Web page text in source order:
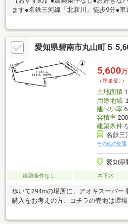
ます●名鉄三河線「北新川」徒歩9分●車
く生活環境良好【周辺環境】小学校
24分（1900m）中学校 碧南市立新川
（1502m）幼稚園・保育園 新川保育園
パー アオキスーパー碧南店：徒歩7
ソン碧南山下町店：徒歩2分（84m）年
お問い合わせください。
愛知県碧南市丸山町５
5,600
（坪単価:-）
土地面積
用途地域
建ぺい率
容積率
建築条件
名鉄三
その他の交通
愛知県
建築条件なし 本下水
歩いて294mの場所に、アオキスーパー
購入をお考えの方、コチラの売地は環境
立地している第一種住居地域は、居住
の建物や大規模な店舗なども規制され